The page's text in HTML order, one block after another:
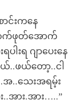
င်းကနေ
ာက်ဖုတ်အောက်
းရ ဂျာပေးနေ
..ဖယ်တော့..ငါ
..သေးအရမ့်း
အား.အား…..”